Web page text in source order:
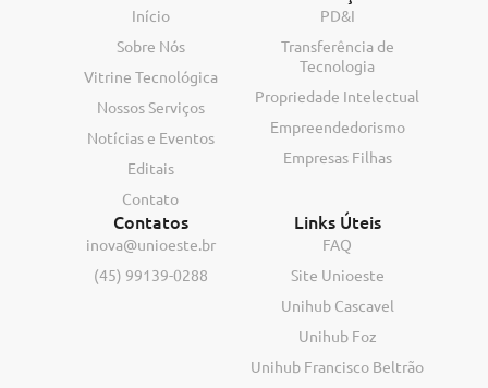
Início
Sobre Nós
Vitrine Tecnológica
Nossos Serviços
Notícias e Eventos
Editais
Contato
PD&I
Transferência de
Tecnologia
Propriedade Intelectual
Empreendedorismo
Empresas Filhas
Contatos
inova@unioeste.br
(45) 99139-0288
Links Úteis
FAQ
Site Unioeste
Unihub Cascavel
Unihub Foz
Unihub Francisco Beltrão